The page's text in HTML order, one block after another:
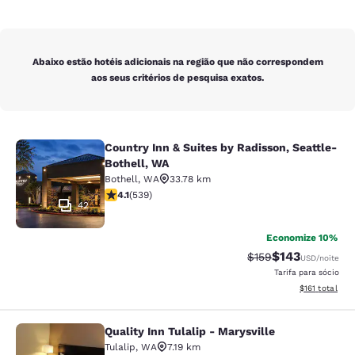
Abaixo estão hotéis adicionais na região que não correspondem
aos seus critérios de pesquisa exatos.
Country Inn & Suites by Radisson,
42
Country Inn & Suites by Radisson, Seattle-
Bothell, WA
Bothell, WA
33.78 km
classificação 4.09 estrelas. Muito bom. 539 avaliações
4.1(539)
Economize 10%
Tarifa anterior
$159Tarifa com
$143USD/noite
Tarifa para sócio
Exibir
$161 total
Quality Inn Tulalip - Marysville
Quality Inn Tulalip - Marysville
Tulalip, WA
7.19 km